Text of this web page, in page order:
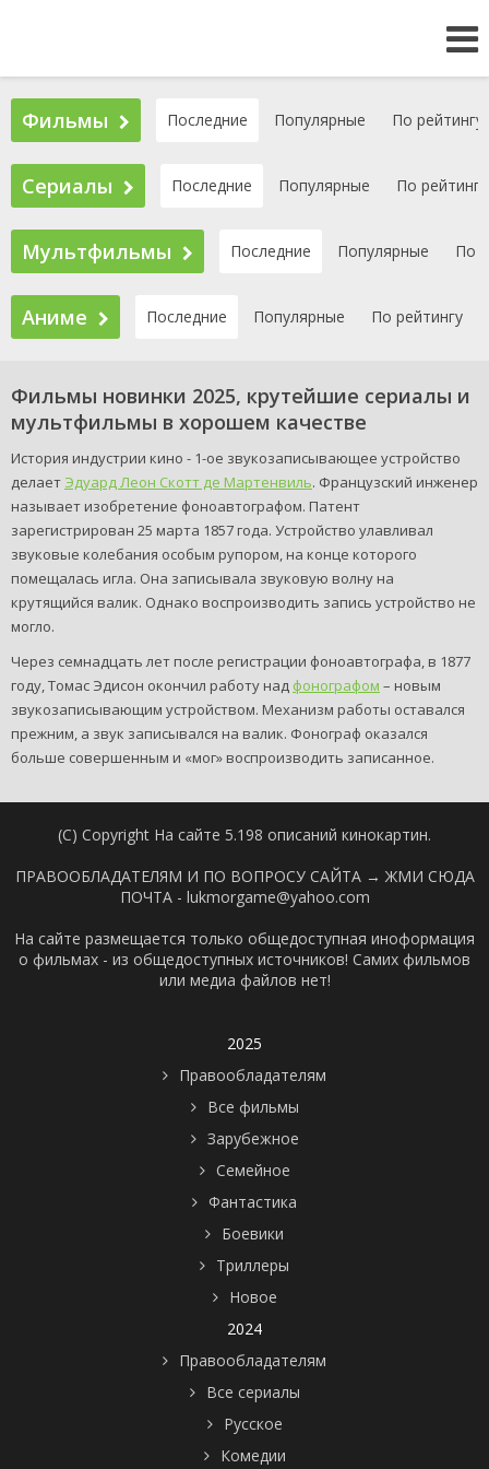
Фильмы Последние Популярные По рейтингу
Сериалы Последние Популярные По рейтингу
Мультфильмы Последние Популярные По
Аниме Последние Популярные По рейтингу
Фильмы новинки 2025, крутейшие сериалы и
мультфильмы в хорошем качестве
История индустрии кино - 1-ое звукозаписывающее устройство
делает Эдуард Леон Скотт де Мартенвиль. Французский инженер
называет изобретение фоноавтографом. Патент
зарегистрирован 25 марта 1857 года. Устройство улавливал
звуковые колебания особым рупором, на конце которого
помещалась игла. Она записывала звуковую волну на
крутящийся валик. Однако воспроизводить запись устройство не
могло.
Через семнадцать лет после регистрации фоноавтографа, в 1877
году, Томас Эдисон окончил работу над фонографом – новым
звукозаписывающим устройством. Механизм работы оставался
прежним, а звук записывался на валик. Фонограф оказался
больше совершенным и «мог» воспроизводить записанное.
(C) Copyright На сайте 5.198 описаний кинокартин.
ПРАВООБЛАДАТЕЛЯМ И ПО ВОПРОСУ САЙТА → ЖМИ СЮДА
ПОЧТА - lukmorgame@yahoo.com
На сайте размещается только общедоступная иноформация
о фильмах - из общедоступных источников! Самих фильмов
или медиа файлов нет!
2025
Правообладателям
Все фильмы
Зарубежное
Семейное
Фантастика
Боевики
Триллеры
Новое
2024
Правообладателям
Все сериалы
Русское
Комедии